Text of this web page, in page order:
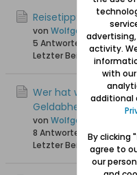
Reisetipp:
von Wolfgang
5 Antworten
3.054 Hits0
Letzter Beitrag
Wer hat weitere
Geldabheben /
von Wolfgang
8 Antworten
8.997 Hits0
Letzter Beitrag
activity.
with
additional
By clicking "
agree to
our